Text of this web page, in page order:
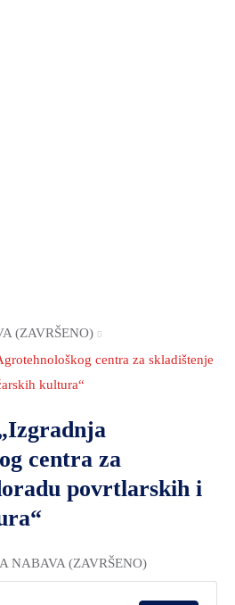
(ZAVRŠENO)
centra za skladištenje
kultura“
centra za
povrtlarskih i
NABAVA (ZAVRŠENO)